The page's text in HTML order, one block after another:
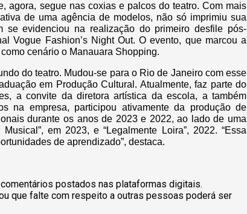
agora, segue nas coxias e palcos do teatro. Com mais
de uma agência de modelos, não só imprimiu sua
se evidenciou na realização do primeiro desfile pós-
Vogue Fashion’s Night Out. O evento, que marcou a
cenário o Manauara Shopping.
do teatro. Mudou-se para o Rio de Janeiro com esse
em Produção Cultural. Atualmente, faz parte do
a convite da diretora artística da escola, a também
na empresa, participou ativamente da produção de
durante os anos de 2023 e 2022, ao lado de uma
em 2023, e “Legalmente Loira”, 2022. “Essa
de aprendizado”, destaca.
postados nas plataformas digitais.
que falte com respeito a outras pessoas poderá ser